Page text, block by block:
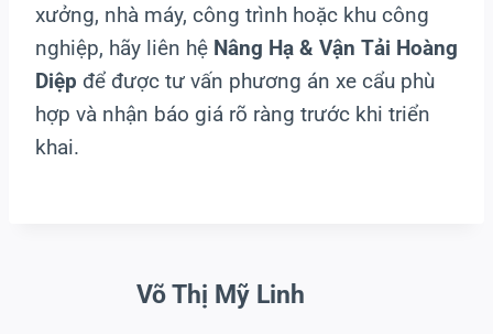
xưởng, nhà máy, công trình hoặc khu công
nghiệp, hãy liên hệ Nâng Hạ & Vận Tải Hoàng
Diệp để được tư vấn phương án xe cẩu phù
hợp và nhận báo giá rõ ràng trước khi triển
khai.
Võ Thị Mỹ Linh